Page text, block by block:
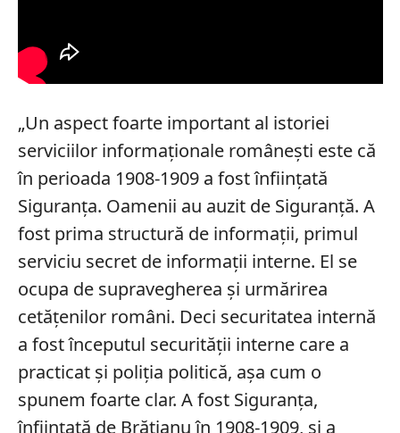
„Un aspect foarte important al istoriei
serviciilor informaționale românești este că
în perioada 1908-1909 a fost înființată
Siguranța. Oamenii au auzit de Siguranță. A
fost prima structură de informații, primul
serviciu secret de informații interne. El se
ocupa de supravegherea și urmărirea
cetățenilor români. Deci securitatea internă
a fost începutul securității interne care a
practicat și poliția politică, așa cum o
spunem foarte clar. A fost Siguranța,
înființată de Brătianu în 1908-1909, și a